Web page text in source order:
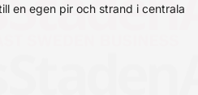
en egen pir och strand i centrala